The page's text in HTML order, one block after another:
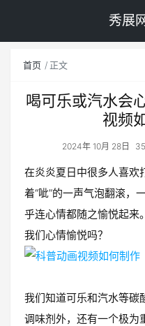
秀展
首页 正文
喝可乐或汽水会
视频
2024年 10月 28日
在炎炎夏日中很多人喜欢
着“呲”的一声气泡翻滚，
乎连心情都随之愉悦起来
我们心情愉悦吗？
我们知道可乐和汽水等碳
调味剂外，还有一个极